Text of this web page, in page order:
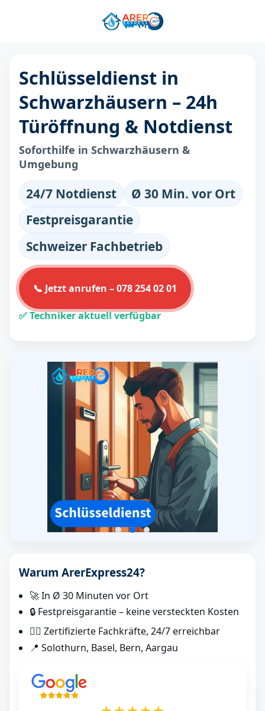
Schlüsseldienst in
Schwarzhäusern – 24h
Türöffnung & Notdienst
Soforthilfe in Schwarzhäusern &
Umgebung
24/7 Notdienst
Ø 30 Min. vor Ort
Festpreisgarantie
Schweizer Fachbetrieb
📞 Jetzt anrufen – 078 254 02 01
✅ Techniker aktuell verfügbar
Warum ArerExpress24?
🚀 In Ø 30 Minuten vor Ort
🔒 Festpreisgarantie – keine versteckten Kosten
👷‍♂️ Zertifizierte Fachkräfte, 24/7 erreichbar
📍 Solothurn, Basel, Bern, Aargau